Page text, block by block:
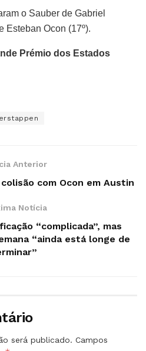
o Sauber de Gabriel
Esteban Ocon (17º).
Prémio dos Estados
Anterior
com Ocon em Austin
Notícia
“complicada”, mas
“ainda está longe de
será publicado. Campos